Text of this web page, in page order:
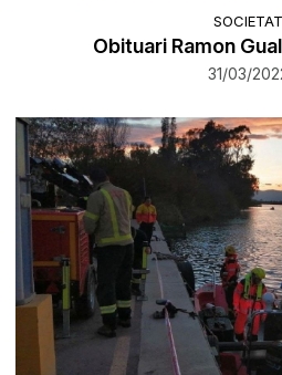
SOCIETAT
Obituari Ramon
31/03/